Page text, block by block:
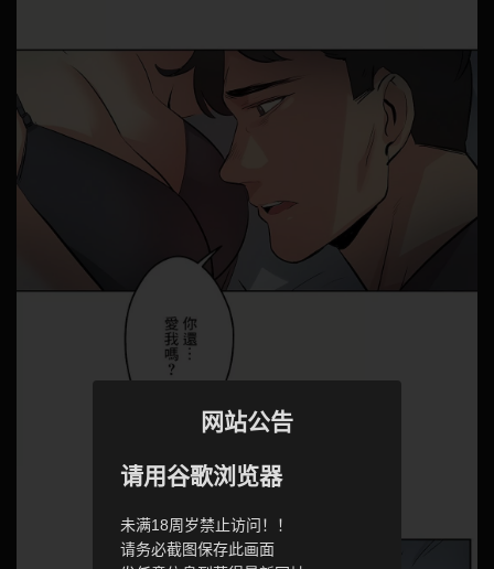
网站公告
请用谷歌浏览器
未满18周岁禁止访问！！
请务必截图保存此画面